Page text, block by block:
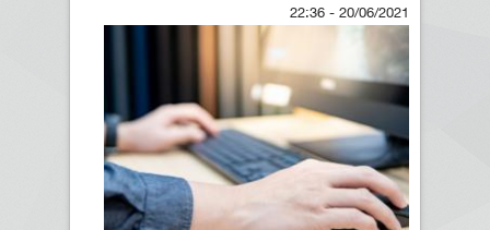
20/06/2021 - 22:36